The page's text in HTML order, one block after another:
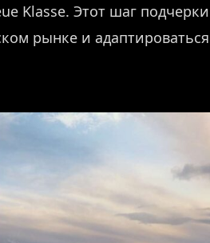
Klasse. Этот шаг
рынке и